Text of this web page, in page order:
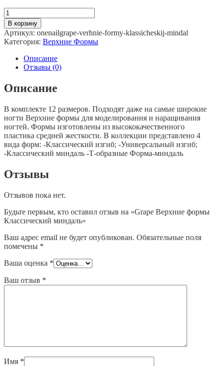
Количество
товара
Grape
Верхние
формы
Классический
миндаль
В корзину
Артикул: onenailgrape-verhnie-formy-klassicheskij-mindal
Категория: Верхние Формы
Описание
Отзывы (0)
Описание
В комплекте 12 размеров. Подходят даже на самые широкие
ногти Верхние формы для моделирования и наращивания
ногтей. Формы изготовлены из высококачественного
пластика средней жесткости. В коллекции представлено 4
вида форм: -Классический изгиб; -Универсальный изгиб;
-Классический миндаль -Т-образные Форма-миндаль
Отзывы
Отзывов пока нет.
Будьте первым, кто оставил отзыв на «Grape Верхние формы
Классический миндаль»
Ваш адрес email не будет опубликован. Обязательные поля
помечены *
Ваша оценка *
Ваш отзыв *
Имя *